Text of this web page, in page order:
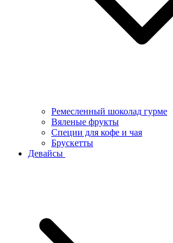
Ремесленный шоколад гурме
Вяленые фрукты
Специи для кофе и чая
Брускетты
Девайсы